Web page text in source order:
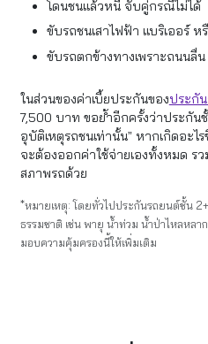
โดนชนแล้วหนี จับคู่กรณีไม่ได้
ขับรถชนเสาไฟฟ้า แบริเออร์ ห
ขับรถตกข้างทางเพราะถนนลื่น
ในส่วนของค่าเบี้ยประกันของประกั
7,500 บาท ขอย้ำอีกครั้งว่าประกัน
อุบัติเหตุรถชนเท่านั้น” หากเกิดอะ
จะต้องออกค่าใช้จ่ายเองทั้งหมด ร
สภาพรถด้วย
*หมายเหตุ:โดยทั่วไปประกันรถยนต์ชั้น
ธรรมชาติ เช่น พายุ น้ำท่วม น้ำป่าไหลหล
มอบความคุ้มครองนี้ให้เพิ่มเติม